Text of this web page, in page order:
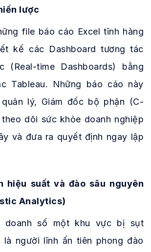
lược
file báo cáo Excel tĩnh hàng
kế các Dashboard tương tác
(Real-time Dashboards) bằng
Tableau. Những báo cáo này
lý, Giám đốc bộ phận (C-
dõi sức khỏe doanh nghiệp
và đưa ra quyết định ngay lập
hiệu suất và đào sâu nguyên
Analytics)
doanh số một khu vực bị sụt
là người lĩnh ấn tiên phong đào